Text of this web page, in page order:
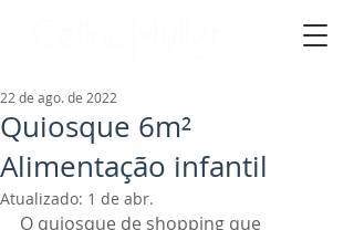
Quiosque 6m²
Alimentação infantil
22 de ago. de 2022
Atualizado: 1 de abr.
O quiosque de shopping que